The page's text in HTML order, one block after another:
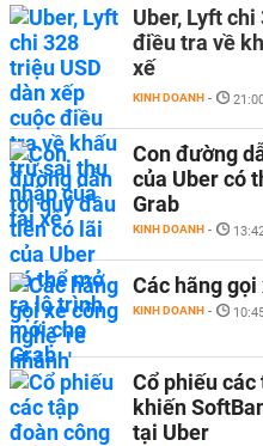
Uber, Lyft
điều tra về
xế
KINH DOANH -
Con đường
của Uber có
Grab
KINH DOANH -
Các hãng
KINH DOANH -
Cổ phiếu
khiến
tại Uber